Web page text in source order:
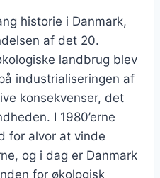
historie i Danmark,
af det 20.
landbrug blev
industrialiseringen af
konsekvenser, det
I 1980’erne
for alvor at vinde
og i dag er Danmark
for økologisk